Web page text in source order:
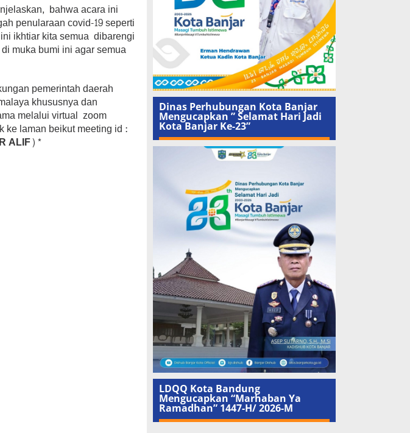
bahwa acara ini
penularaan covid-19 seperti
ikhtiar kita semua dibarengi
muka bumi ini agar semua
pemerintah daerah
khususnya dan
melalui virtual zoom
ke laman beikut meeting id :
ALIF)*
Dinas Perhubungan Kota Banjar
Mengucapkan ” Selamat Hari Jadi
Kota Banjar Ke-23”
LDQQ Kota Bandung
Mengucapkan “Marhaban Ya
Ramadhan” 1447-H/ 2026-M